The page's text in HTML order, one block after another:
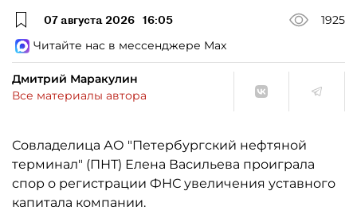
07 августа 2026 16:05
1925
Читайте нас в мессенджере Max
Дмитрий Маракулин
Все материалы автора
Совладелица АО "Петербургский нефтяной
терминал" (ПНТ) Елена Васильева проиграла
спор о регистрации ФНС увеличения уставного
капитала компании.